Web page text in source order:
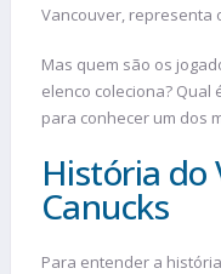
Vancouver, representa
Mas quem são os
elenco coleciona? Qual
para conhecer um dos
História do
Canucks
Para entender a